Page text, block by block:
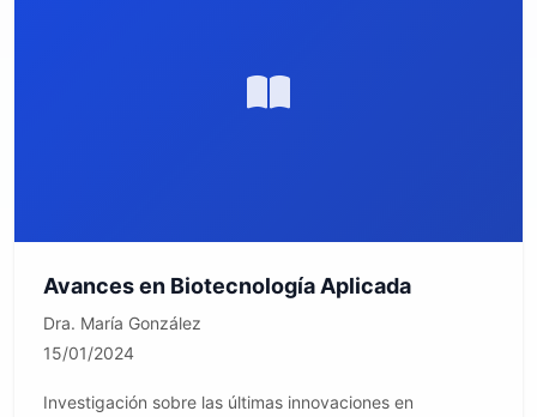
Avances en Biotecnología Aplicada
Dra. María González
15/01/2024
Investigación sobre las últimas innovaciones en